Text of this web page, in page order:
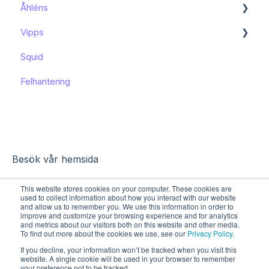
This website stores cookies on your computer. These cookies are
used to collect information about how you interact with our website
and allow us to remember you. We use this information in order to
improve and customize your browsing experience and for analytics
and metrics about our visitors both on this website and other media.
To find out more about the cookies we use, see our Privacy Policy.
If you decline, your information won’t be tracked when you visit this
website. A single cookie will be used in your browser to remember
Kom igång
Åhléns
Kom igång
Funktioner och användning
Kända begränsningar
Vipps
Funktioner och användning
Squid
Felhantering
Besök vår hemsida